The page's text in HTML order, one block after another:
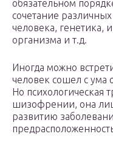
обязательном
сочетание
человека, генетика,
организма и т.д.
Иногда можно
человек сошел с ума
Но психологическая
шизофрении, она
развитию